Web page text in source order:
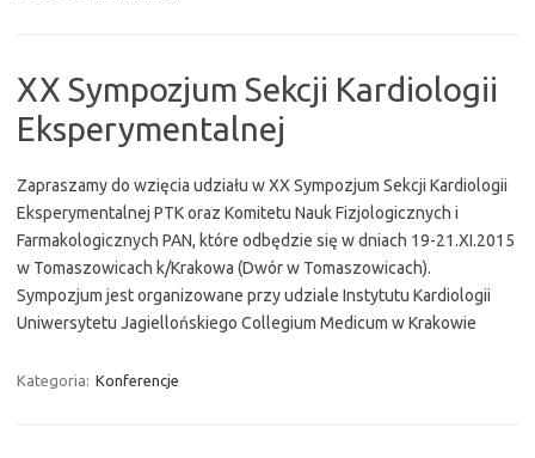
XX Sympozjum Sekcji Kardiologii
Eksperymentalnej
Zapraszamy do wzięcia udziału w XX Sympozjum Sekcji Kardiologii
Eksperymentalnej PTK oraz Komitetu Nauk Fizjologicznych i
Farmakologicznych PAN, które odbędzie się w dniach 19-21.XI.2015
w Tomaszowicach k/Krakowa (Dwór w Tomaszowicach).
Sympozjum jest organizowane przy udziale Instytutu Kardiologii
Uniwersytetu Jagiellońskiego Collegium Medicum w Krakowie
Kategoria: Konferencje